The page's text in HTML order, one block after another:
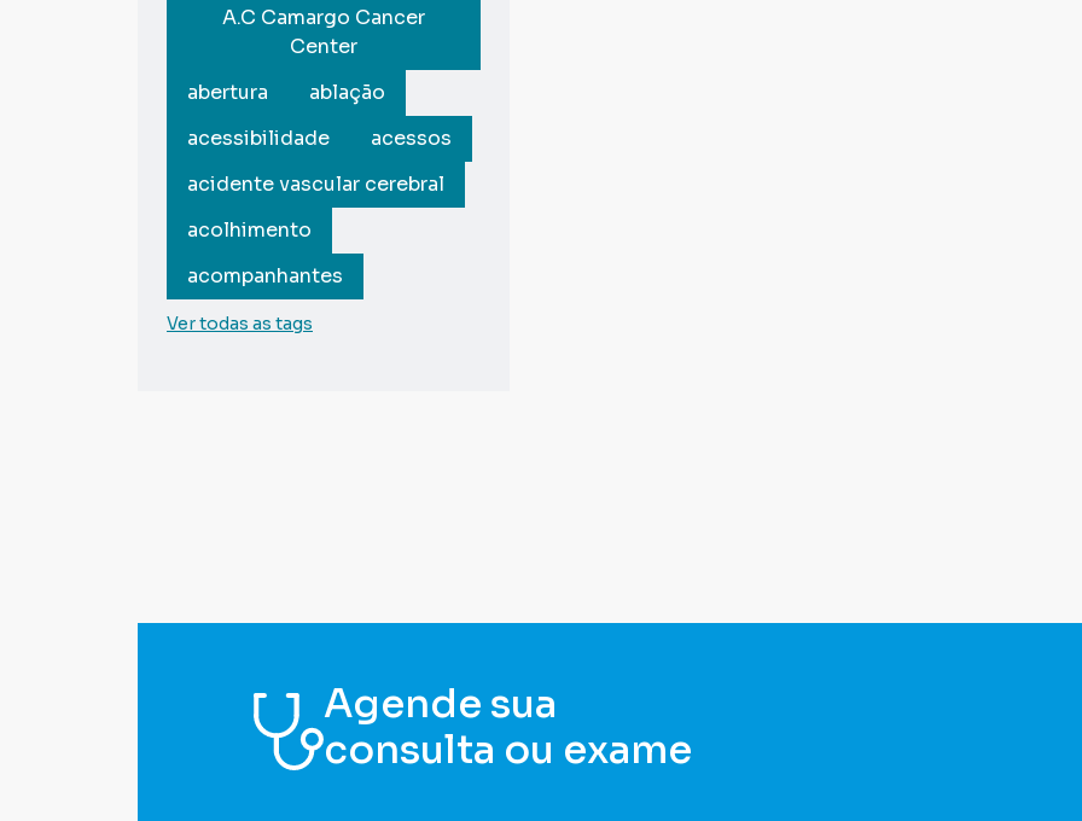
A.C Camargo Cancer
Center
abertura
ablação
acessibilidade
acessos
acidente vascular cerebral
acolhimento
acompanhantes
Ver todas as tags
Agende sua
consulta ou exame